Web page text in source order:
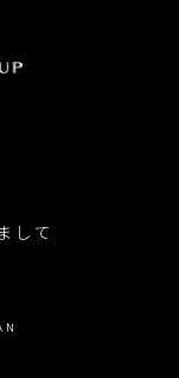
して